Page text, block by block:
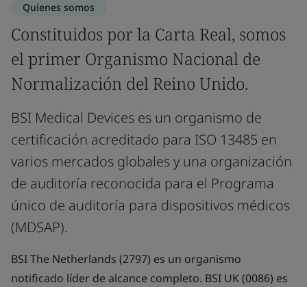
Quienes somos
Constituidos por la Carta Real, somos
el primer Organismo Nacional de
Normalización del Reino Unido.
BSI Medical Devices es un organismo de
certificación acreditado para ISO 13485 en
varios mercados globales y una organización
de auditoría reconocida para el Programa
único de auditoría para dispositivos médicos
(MDSAP).
BSI The Netherlands (2797) es un organismo
notificado líder de alcance completo. BSI UK (0086) es